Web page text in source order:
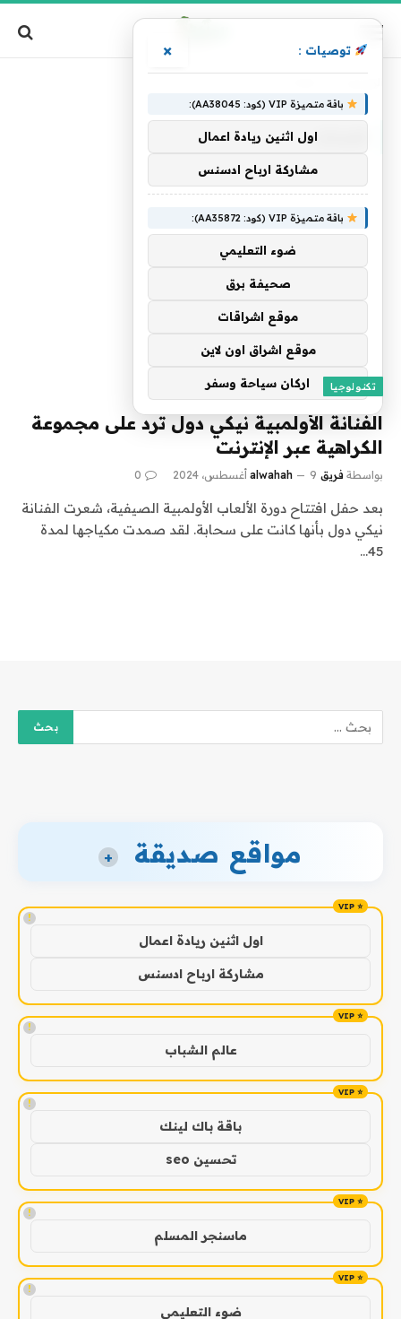
الفنانة
تكنولوجيا
الفنانة الأولمبية نيكي دول ترد على مجموعة
الكراهية عبر الإنترنت
بواسطة فريق alwahah 9 أغسطس، 2024 0
بعد حفل افتتاح دورة الألعاب الأولمبية الصيفية، شعرت الفنانة
نيكي دول بأنها كانت على سحابة. لقد صمدت مكياجها لمدة
45…
مواقع صديقة +
!
اول اثنين ريادة اعمال
مشاركة ارباح ادسنس
!
عالم الشباب
!
باقة باك لينك
تحسين seo
!
ماسنجر المسلم
!
ضوء التعليمي
توصيات : ×
باقة متميزة VIP (كود: AA38045):
اول اثنين ريادة اعمال
مشاركة ارباح ادسنس
باقة متميزة VIP (كود: AA35872):
ضوء التعليمي
صحيفة برق
موقع اشراقات
موقع اشراق اون لاين
اركان سياحة وسفر